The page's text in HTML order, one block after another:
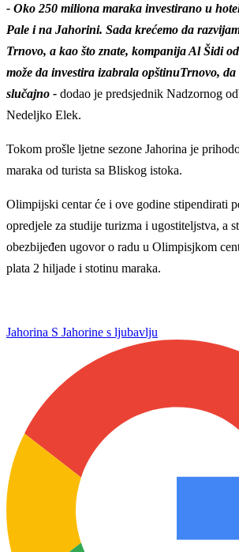
- Oko 250 miliona maraka investirano u
Pale i na Jahorini. Sada krećemo da
Trnovo, a kao što znate, kompanija Al Šidi
može da investira izabrala opštinuTrnovo,
slučajno - dodao je predsjednik Nadzornog
Nedeljko Elek.
Tokom prošle ljetne sezone Jahorina je
maraka od turista sa Bliskog istoka.
Olimpijski centar će i ove godine stipendirati
opredjele za studije turizma i ugostiteljstva, a
obezbijeđen ugovor o radu u Olimpisjkom
plata 2 hiljade i stotinu maraka.
Jahorina S Jahorine s ljubavlju
WEB PREPORUKE
Sanjin Alihodžić protiv
čečena Adama Tadushaeva –
borba za WAKO PRO titulu
Smjena
Andro
Portugal,
Tabaković riješio evropski
meč i Salzburgu donio
pobjedu (VIDEO)
Vitebsk: